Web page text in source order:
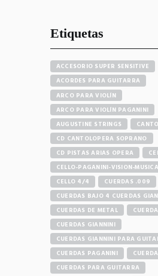
Etiquetas
ACCESORIO SUPER SENSITIVE
ACORDES PARA GUITARRA
ARCO PARA VIOLÍN
ARCO PARA VIOLÍN PAGANINI
AUGUSTINE STRINGS
CD CANTOLOPERA SOPRANO
CD PISTAS ARIAS OPERA
CELLO-PAGANINI-VISION-
CELLO 4/4
CUERDAS .009
CUERDAS BAJO 4 CUERDAS
CUERDAS DE METAL
CUERDAS GIANNINI
CUERDAS GIANNINI PARA
CUERDAS PAGANINI
CUERDAS PARA GUITARRA